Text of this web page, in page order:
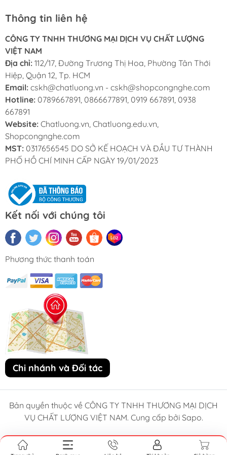
Thông tin liên hệ
CÔNG TY TNHH THƯƠNG MẠI DỊCH VỤ CHẤT LƯỢNG
VIỆT NAM
Địa chỉ: 112/17, Đường Trương Thị Hoa, Phường Tân Thới
Hiệp, Quận 12, Tp. HCM
Email: cskh@chatluong.vn - cskh@shopcongnghe.com
Hotline: 0789667891, 0866677891, 0919 667891, 0938
667891
Website: Chatluong.vn, Chatluong.edu.vn,
Shopcongnghe.com
MST: 0317656545 DO SỞ KẾ HOẠCH VÀ ĐẦU TƯ THÀNH
PHỐ HỒ CHÍ MINH CẤP NGÀY 19/01/2023
Kết nối với chúng tôi
Phương thức thanh toán
Chi nhánh và Đối tác
Bản quyền thuộc về CÔNG TY TNHH THƯƠNG MẠI DỊCH
VỤ CHẤT LƯỢNG VIỆT NAM. Cung cấp bởi Sapo.